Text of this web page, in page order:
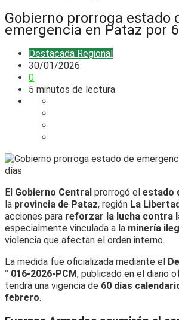
Gobierno prorroga estado
emergencia en Pataz por
Destacada Regional
30/01/2026
0
5 minutos de lectura
El Gobierno Central prorrogó el estado
la provincia de Pataz, región La
acciones para reforzar la lucha contra
especialmente vinculada a la minería
violencia que afectan el orden interno.
La medida fue oficializada mediante el
° 016-2026-PCM, publicado en el diario
tendrá una vigencia de 60 días
febrero.